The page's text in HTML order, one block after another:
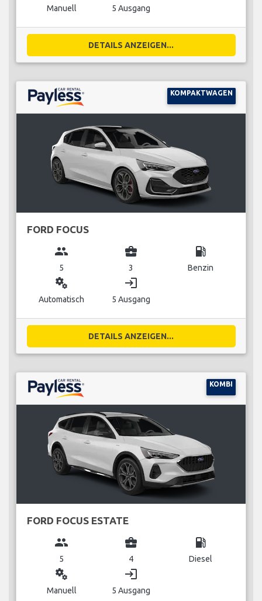
Manuell 5 Ausgang
DETAILS ANZEIGEN...
KOMPAKTWAGEN
FORD FOCUS
group
5
business_center
3
local_gas_station
Benzin
miscellaneous_services
Automatisch
login
5 Ausgang
DETAILS ANZEIGEN...
KOMBI
FORD FOCUS ESTATE
group
5
business_center
4
local_gas_station
Diesel
miscellaneous_services
Manuell
login
5 Ausgang